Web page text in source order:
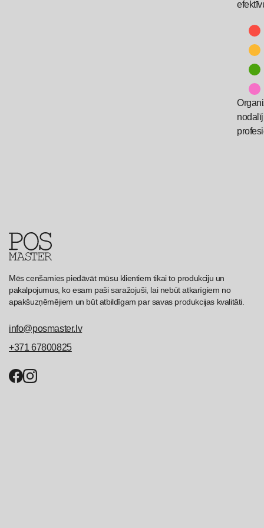
Mēs cenšamies piedāvāt mūsu klientiem tikai to produkciju un
pakalpojumus, ko esam paši saražojuši, lai nebūt atkarīgiem no
apakšuzņēmējiem un būt atbildīgam par savas produkcijas kvalitāti.
info@posmaster.lv
+371 67800825